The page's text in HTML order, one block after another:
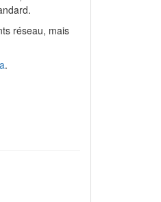
réseau, mais
.